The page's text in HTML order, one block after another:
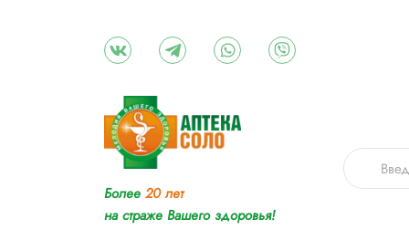
Более 20 лет
на страже Вашего здоровья!